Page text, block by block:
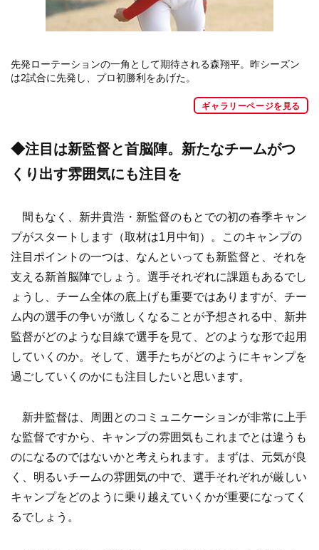
先発ローテーションの一角として期待される森翔平。昨シーズン
は2試合に先発し、プロ初勝利をあげた。
ギャラリーページを見る
◆注目は新監督と首脳陣。新たなチームがつ
くり出す雰囲気にも注目を
間もなく、新井貴浩・新監督のもとでの初の春季キャン
プがスタートします（取材は1月中旬）。このキャンプの
注目ポイントの一つは、なんといっても新監督と、それを
支える新首脳陣でしょう。選手それぞれに課題もあるでし
ょうし、チーム全体の底上げも重要ではありますが、チー
ム内の選手の争いが激しくなることが予想される中、新井
監督がどのような目線で選手を見て、どのような形で起用
していくのか。そして、選手たちがどのようにキャンプを
過ごしていくのかにも注目したいと思います。
新井監督は、周囲とのコミュニケーションが非常に上手
な監督ですから、キャンプの雰囲気もこれまでとは違うも
のになるのではないかと考えられます。まずは、元気が良
く、明るいチームの雰囲気の中で、選手それぞれが厳しい
キャンプをどのように乗り越えていくかが重要になってく
るでしょう。